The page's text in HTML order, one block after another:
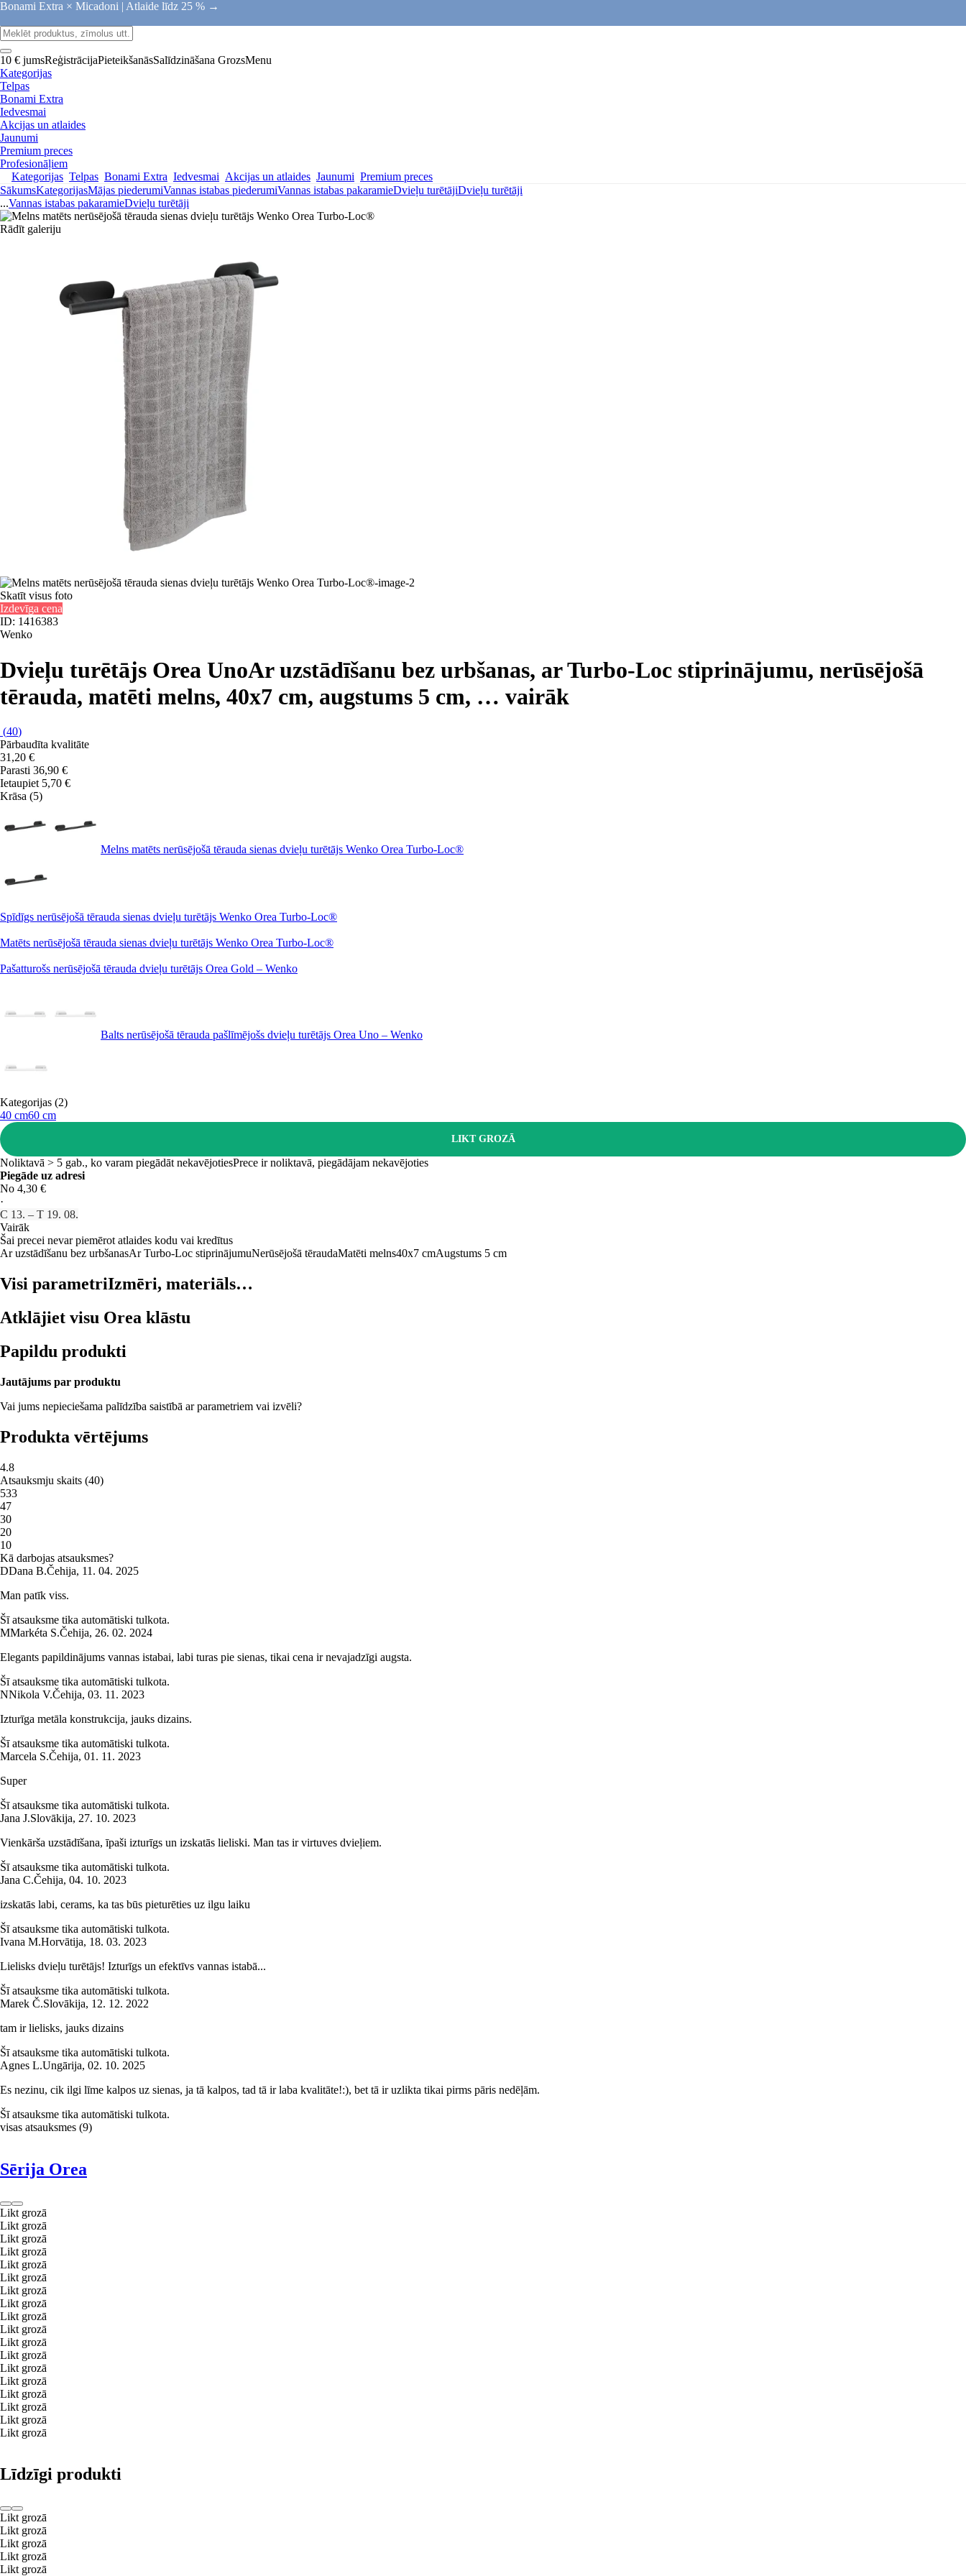
Bonami Extra × Micadoni | Atlaide līdz 25 % →
10 € jumsReģistrācijaPieteikšanāsSalīdzināšana GrozsMenu
Kategorijas
Telpas
Bonami Extra
Iedvesmai
Akcijas un atlaides
Jaunumi
Premium preces
Profesionāļiem
Kategorijas Telpas Bonami Extra Iedvesmai Akcijas un atlaides Jaunumi Premium preces
SākumsKategorijasMājas piederumiVannas istabas piederumiVannas istabas pakaramieDvieļu turētājiDvieļu turētāji
...Vannas istabas pakaramieDvieļu turētāji
Rādīt galeriju
Skatīt visus foto
Izdevīga cena
ID: 1416383
Wenko
Dvieļu turētājs Orea UnoAr uzstādīšanu bez urbšanas, ar Turbo-Loc stiprinājumu, nerūsējošā
tērauda, matēti melns, 40x7 cm, augstums 5 cm, … vairāk
(40)
Pārbaudīta kvalitāte
31,20 €
Parasti 36,90 €
Ietaupiet 5,70 €
Krāsa (5)
Melns matēts nerūsējošā tērauda sienas dvieļu turētājs Wenko Orea Turbo-Loc®
Spīdīgs nerūsējošā tērauda sienas dvieļu turētājs Wenko Orea Turbo-Loc®
Matēts nerūsējošā tērauda sienas dvieļu turētājs Wenko Orea Turbo-Loc®
Pašatturošs nerūsējošā tērauda dvieļu turētājs Orea Gold – Wenko
Balts nerūsējošā tērauda pašlīmējošs dvieļu turētājs Orea Uno – Wenko
Kategorijas (2)
40 cm60 cm
LIKT GROZĀ
Noliktavā > 5 gab., ko varam piegādāt nekavējotiesPrece ir noliktavā, piegādājam nekavējoties
Piegāde uz adresi
No 4,30 €
·
C 13. – T 19. 08.
Vairāk
Šai precei nevar piemērot atlaides kodu vai kredītus
Ar uzstādīšanu bez urbšanasAr Turbo-Loc stiprinājumuNerūsējošā tēraudaMatēti melns40x7 cmAugstums 5 cm
Visi parametriIzmēri, materiāls…
Atklājiet visu Orea klāstu
Papildu produkti
Jautājums par produktu
Vai jums nepieciešama palīdzība saistībā ar parametriem vai izvēli?
Produkta vērtējums
4.8
Atsauksmju skaits (40)
533
47
30
20
10
Kā darbojas atsauksmes?
DDana B.Čehija, 11. 04. 2025
Man patīk viss.
Šī atsauksme tika automātiski tulkota.
MMarkéta S.Čehija, 26. 02. 2024
Elegants papildinājums vannas istabai, labi turas pie sienas, tikai cena ir nevajadzīgi augsta.
Šī atsauksme tika automātiski tulkota.
NNikola V.Čehija, 03. 11. 2023
Izturīga metāla konstrukcija, jauks dizains.
Šī atsauksme tika automātiski tulkota.
Marcela S.Čehija, 01. 11. 2023
Super
Šī atsauksme tika automātiski tulkota.
Jana J.Slovākija, 27. 10. 2023
Vienkārša uzstādīšana, īpaši izturīgs un izskatās lieliski. Man tas ir virtuves dvieļiem.
Šī atsauksme tika automātiski tulkota.
Jana C.Čehija, 04. 10. 2023
izskatās labi, cerams, ka tas būs pieturēties uz ilgu laiku
Šī atsauksme tika automātiski tulkota.
Ivana M.Horvātija, 18. 03. 2023
Lielisks dvieļu turētājs! Izturīgs un efektīvs vannas istabā...
Šī atsauksme tika automātiski tulkota.
Marek Č.Slovākija, 12. 12. 2022
tam ir lielisks, jauks dizains
Šī atsauksme tika automātiski tulkota.
Agnes L.Ungārija, 02. 10. 2025
Es nezinu, cik ilgi līme kalpos uz sienas, ja tā kalpos, tad tā ir laba kvalitāte!:), bet tā ir uzlikta tikai pirms pāris nedēļām.
Šī atsauksme tika automātiski tulkota.
visas atsauksmes (9)
Sērija Orea
Likt grozā
Likt grozā
Likt grozā
Likt grozā
Likt grozā
Likt grozā
Likt grozā
Likt grozā
Likt grozā
Likt grozā
Likt grozā
Likt grozā
Likt grozā
Likt grozā
Likt grozā
Likt grozā
Likt grozā
Likt grozā
Līdzīgi produkti
Likt grozā
Likt grozā
Likt grozā
Likt grozā
Likt grozā